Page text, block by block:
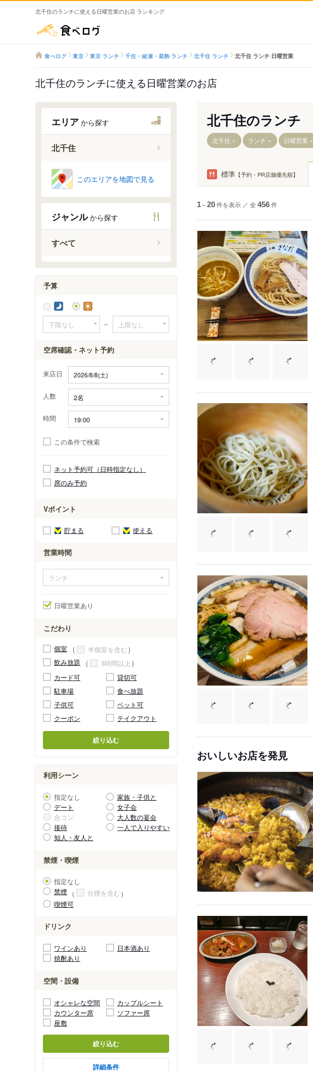
北千住のランチに使える日曜営業のお店 ランキング
食べログ 東京 東京 ランチ 千住・綾瀬・葛飾 ランチ 北千住 ランチ 北千住 ランチ 日曜営業
北千住のランチに使える日曜営業のお店
エリア から探す
北千住
北千住駅
牛田駅
千住大橋駅
京成関屋駅
このエリアを地図で見る
ジャンルから探す
すべて
予算
～
空席確認・ネット予約
来店日
人数
時間
この条件で検索
ネット予約可（日時指定なし）
席のみ予約
Vポイント
貯まる 使える
営業時間
日曜営業あり
こだわり
個室
半個室を含む
飲み放題
3時間以上
カード可
貸切可
駐車場
食べ放題
子供可
ペット可
クーポン
テイクアウト
絞り込む
利用シーン
指定なし
家族・子供と
デート
女子会
合コン
大人数の宴会
接待
一人で入りやすい
知人・友人と
禁煙・喫煙
指定なし
禁煙
分煙を含む
喫煙可
ドリンク
ワインあり
日本酒あり
焼酎あり
空間・設備
オシャレな空間
カップルシート
カウンター席
ソファー席
座敷
絞り込む
詳細条件
北千住のランチ
北千住 ランチ 日曜営業
標準【予約・PR店舗優先順】
1～20件を表示 ／ 全 456件
おいしいお店を発見